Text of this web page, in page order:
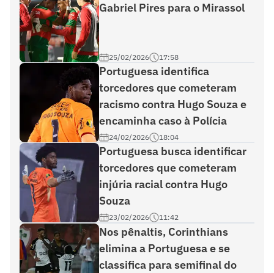
Gabriel Pires para o Mirassol
25/02/2026 17:58
Portuguesa identifica
torcedores que cometeram
racismo contra Hugo Souza e
encaminha caso à Polícia
24/02/2026 18:04
Portuguesa busca identificar
torcedores que cometeram
injúria racial contra Hugo
Souza
23/02/2026 11:42
Nos pênaltis, Corinthians
elimina a Portuguesa e se
classifica para semifinal do